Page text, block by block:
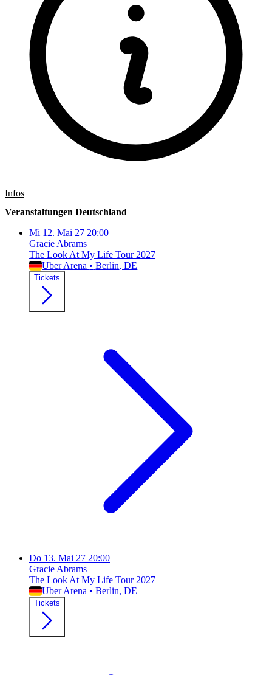
Infos
Veranstaltungen Deutschland
Mi 12. Mai 27 20:00
Gracie Abrams
The Look At My Life Tour 2027
Uber Arena • Berlin, DE
Tickets
Do 13. Mai 27 20:00
Gracie Abrams
The Look At My Life Tour 2027
Uber Arena • Berlin, DE
Tickets